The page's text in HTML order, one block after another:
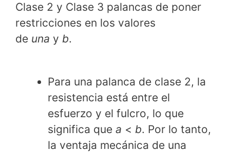
Clase 2 y Clase 3 palancas de poner
restricciones en los valores
de una y b.
Para una palanca de clase 2, la
resistencia está entre el
esfuerzo y el fulcro, lo que
significa que a < b. Por lo tanto,
la ventaja mecánica de una